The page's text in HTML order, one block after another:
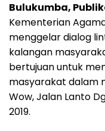
c
e
b
o
o
k
a
t
s
A
p
p
l
e
g
r
a
Bulukumba,
Kementerian
menggelar dialog
kalangan
bertujuan untuk
masyarakat dalam
Wow, Jalan Lanto
2019.